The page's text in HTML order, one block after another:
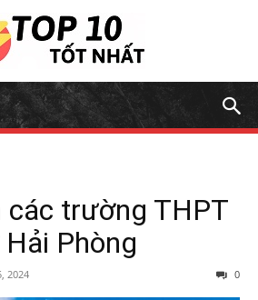
các trường THPT
Phòng
2024 0